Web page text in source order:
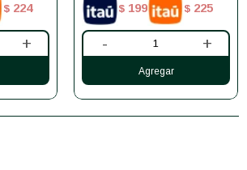
$ 224
+
$ 199 $ 225
- +